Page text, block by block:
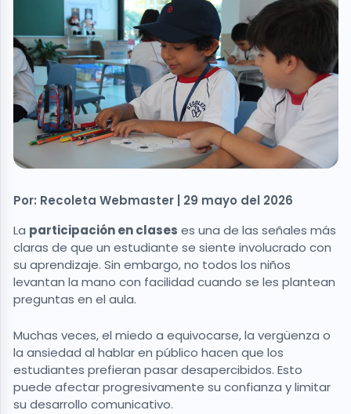
Por: Recoleta Webmaster | 29 mayo del 2026
La participación en clases es una de las señales más
claras de que un estudiante se siente involucrado con
su aprendizaje. Sin embargo, no todos los niños
levantan la mano con facilidad cuando se les plantean
preguntas en el aula.
Muchas veces, el miedo a equivocarse, la vergüenza o
la ansiedad al hablar en público hacen que los
estudiantes prefieran pasar desapercibidos. Esto
puede afectar progresivamente su confianza y limitar
su desarrollo comunicativo.